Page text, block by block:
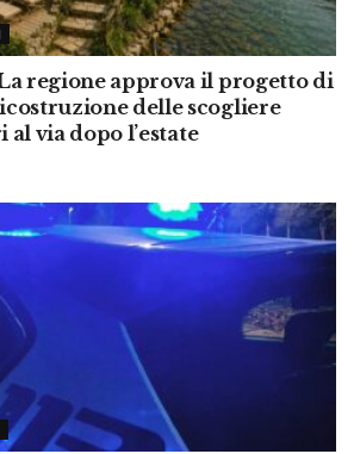
regione approva il progetto di
delle scogliere
via dopo l’estate